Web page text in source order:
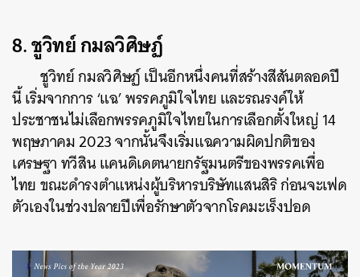
8.ชูวิทย์ กมลวิศิษฏ์
ชูวิทย์ กมลวิศิษฏ์ เป็นอีกหนึ่งคนที่สร้างสีสันตลอดปี
นี้ เริ่มจากการ ‘แฉ’ พรรคภูมิใจไทย และรณรงค์ให้
ประชาชนไม่เลือกพรรคภูมิใจไทยในการเลือกตั้งใหญ่ 14
พฤษภาคม 2023 จากนั้นจึงเริ่มแฉความผิดปกติของ
เศรษฐา ทวีสิน แคนดิเดตนายกรัฐมนตรีของพรรคเพื่อ
ไทย ขณะดำรงตำแหน่งผู้บริหารบริษัทแสนสิริ ก่อนจะเฟด
ตัวเองในช่วงปลายปีเพื่อรักษาตัวจากโรคมะเร็งปอด